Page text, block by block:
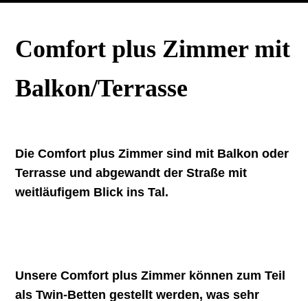
Comfort plus Zimmer mit
Balkon/Terrasse
Die Comfort plus Zimmer sind mit Balkon oder
Terrasse und abgewandt der Straße mit
weitläufigem Blick ins Tal.
Unsere Comfort plus Zimmer können zum Teil
als Twin-Betten gestellt werden, was sehr